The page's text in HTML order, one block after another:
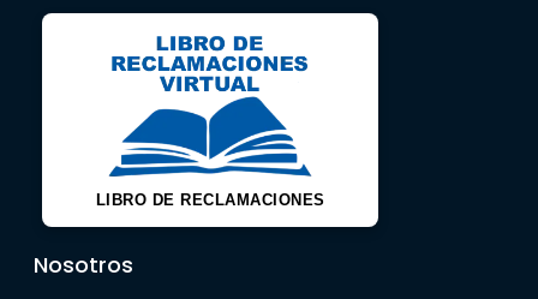
LIBRO DE RECLAMACIONES
Nosotros